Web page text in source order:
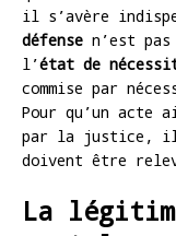
il s’avère
défense n’est
l’état de
commise par
Pour qu’un acte
par la justice, il
doivent être
La